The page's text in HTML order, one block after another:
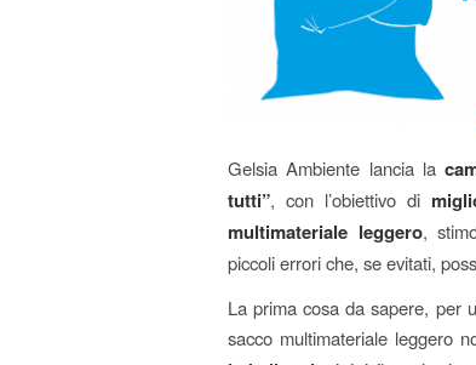
Gelsia Ambiente lancia la
tutti”, con l’obiettivo di
multimateriale leggero,
piccoli errori che, se evitati,
La prima cosa da sapere, per
sacco multimateriale leggero